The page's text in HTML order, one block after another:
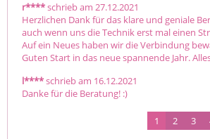
r****schrieb am 27.12.2021
Herzlichen Dank für das klare und geniale
auch wenn uns die Technik erst mal einen
Auf ein Neues haben wir die Verbindung
Guten Start in das neue spannende Jahr.
l****schrieb am 16.12.2021
Danke für die Beratung! :)
1 2 3